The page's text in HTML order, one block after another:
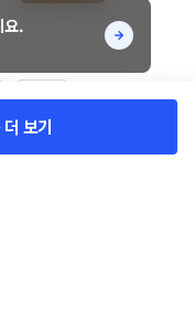
보기
요.